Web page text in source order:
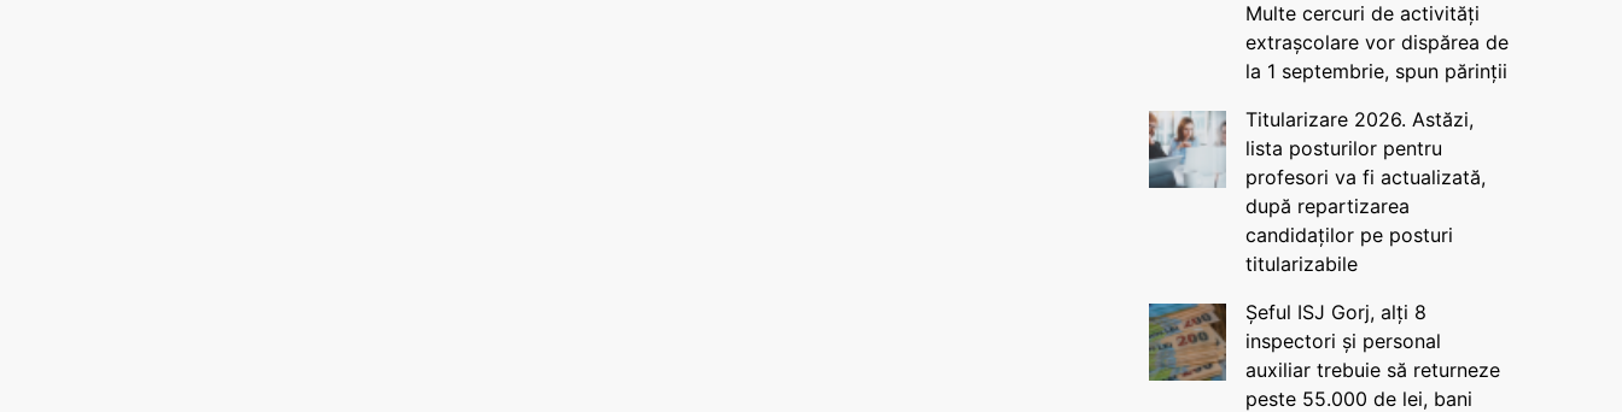
Multe cercuri de activități
extrașcolare vor dispărea de
la 1 septembrie, spun părinții
Titularizare 2026. Astăzi,
lista posturilor pentru
profesori va fi actualizată,
după repartizarea
candidaților pe posturi
titularizabile
Șeful ISJ Gorj, alți 8
inspectori și personal
auxiliar trebuie să returneze
peste 55.000 de lei, bani